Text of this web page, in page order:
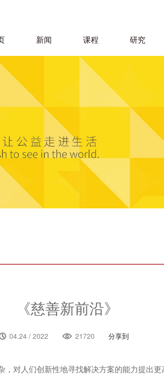
新闻 课程 研究
《慈善新前沿》
04.24 / 2022 21720 分享到
对人们创新性地寻找解决方案的能力提出